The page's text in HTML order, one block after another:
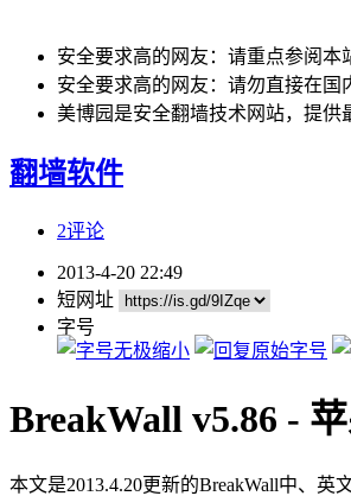
安全要求高的网友：请重点参阅本
安全要求高的网友：请勿直接在国
美博园是安全翻墙技术网站，提供
翻墙软件
2评论
2013-4-20 22:49
短网址
字号
BreakWall v5.86 -
本文是2013.4.20更新的BreakWall中、